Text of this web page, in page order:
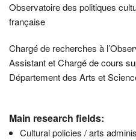
Observatoire des politiques
française
Chargé de recherches à
Assistant et Chargé de cours
Département des Arts et
Main research fields:
Cultural policies / arts